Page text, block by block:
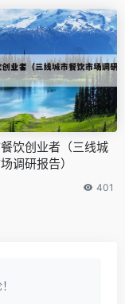
饮创业者（三线城
调研报告）
401